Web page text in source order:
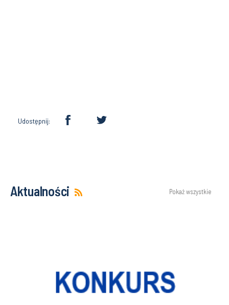
Udostępnij:
Aktualności Pokaż wszystkie